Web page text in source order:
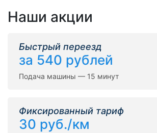
Наши акции
Быстрый переезд
за 540 рублей
Подача машины — 15 минут
Фиксированный тариф
30 руб./км